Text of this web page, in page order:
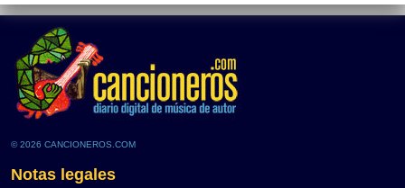
© 2026 CANCIONEROS.COM
Notas legales